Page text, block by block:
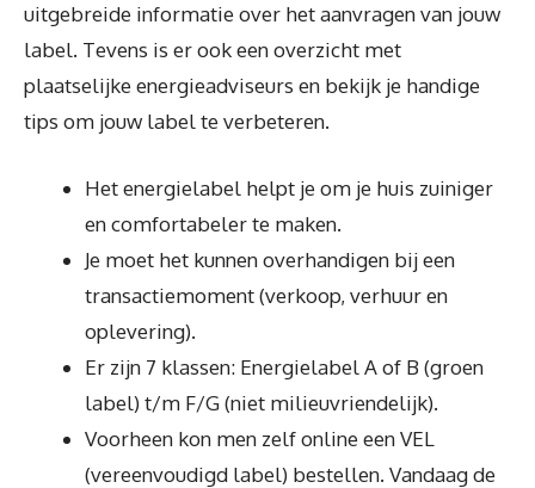
uitgebreide informatie over het aanvragen van jouw
label. Tevens is er ook een overzicht met
plaatselijke energieadviseurs en bekijk je handige
tips om jouw label te verbeteren.
Het energielabel helpt je om je huis zuiniger
en comfortabeler te maken.
Je moet het kunnen overhandigen bij een
transactiemoment (verkoop, verhuur en
oplevering).
Er zijn 7 klassen: Energielabel A of B (groen
label) t/m F/G (niet milieuvriendelijk).
Voorheen kon men zelf online een VEL
(vereenvoudigd label) bestellen. Vandaag de